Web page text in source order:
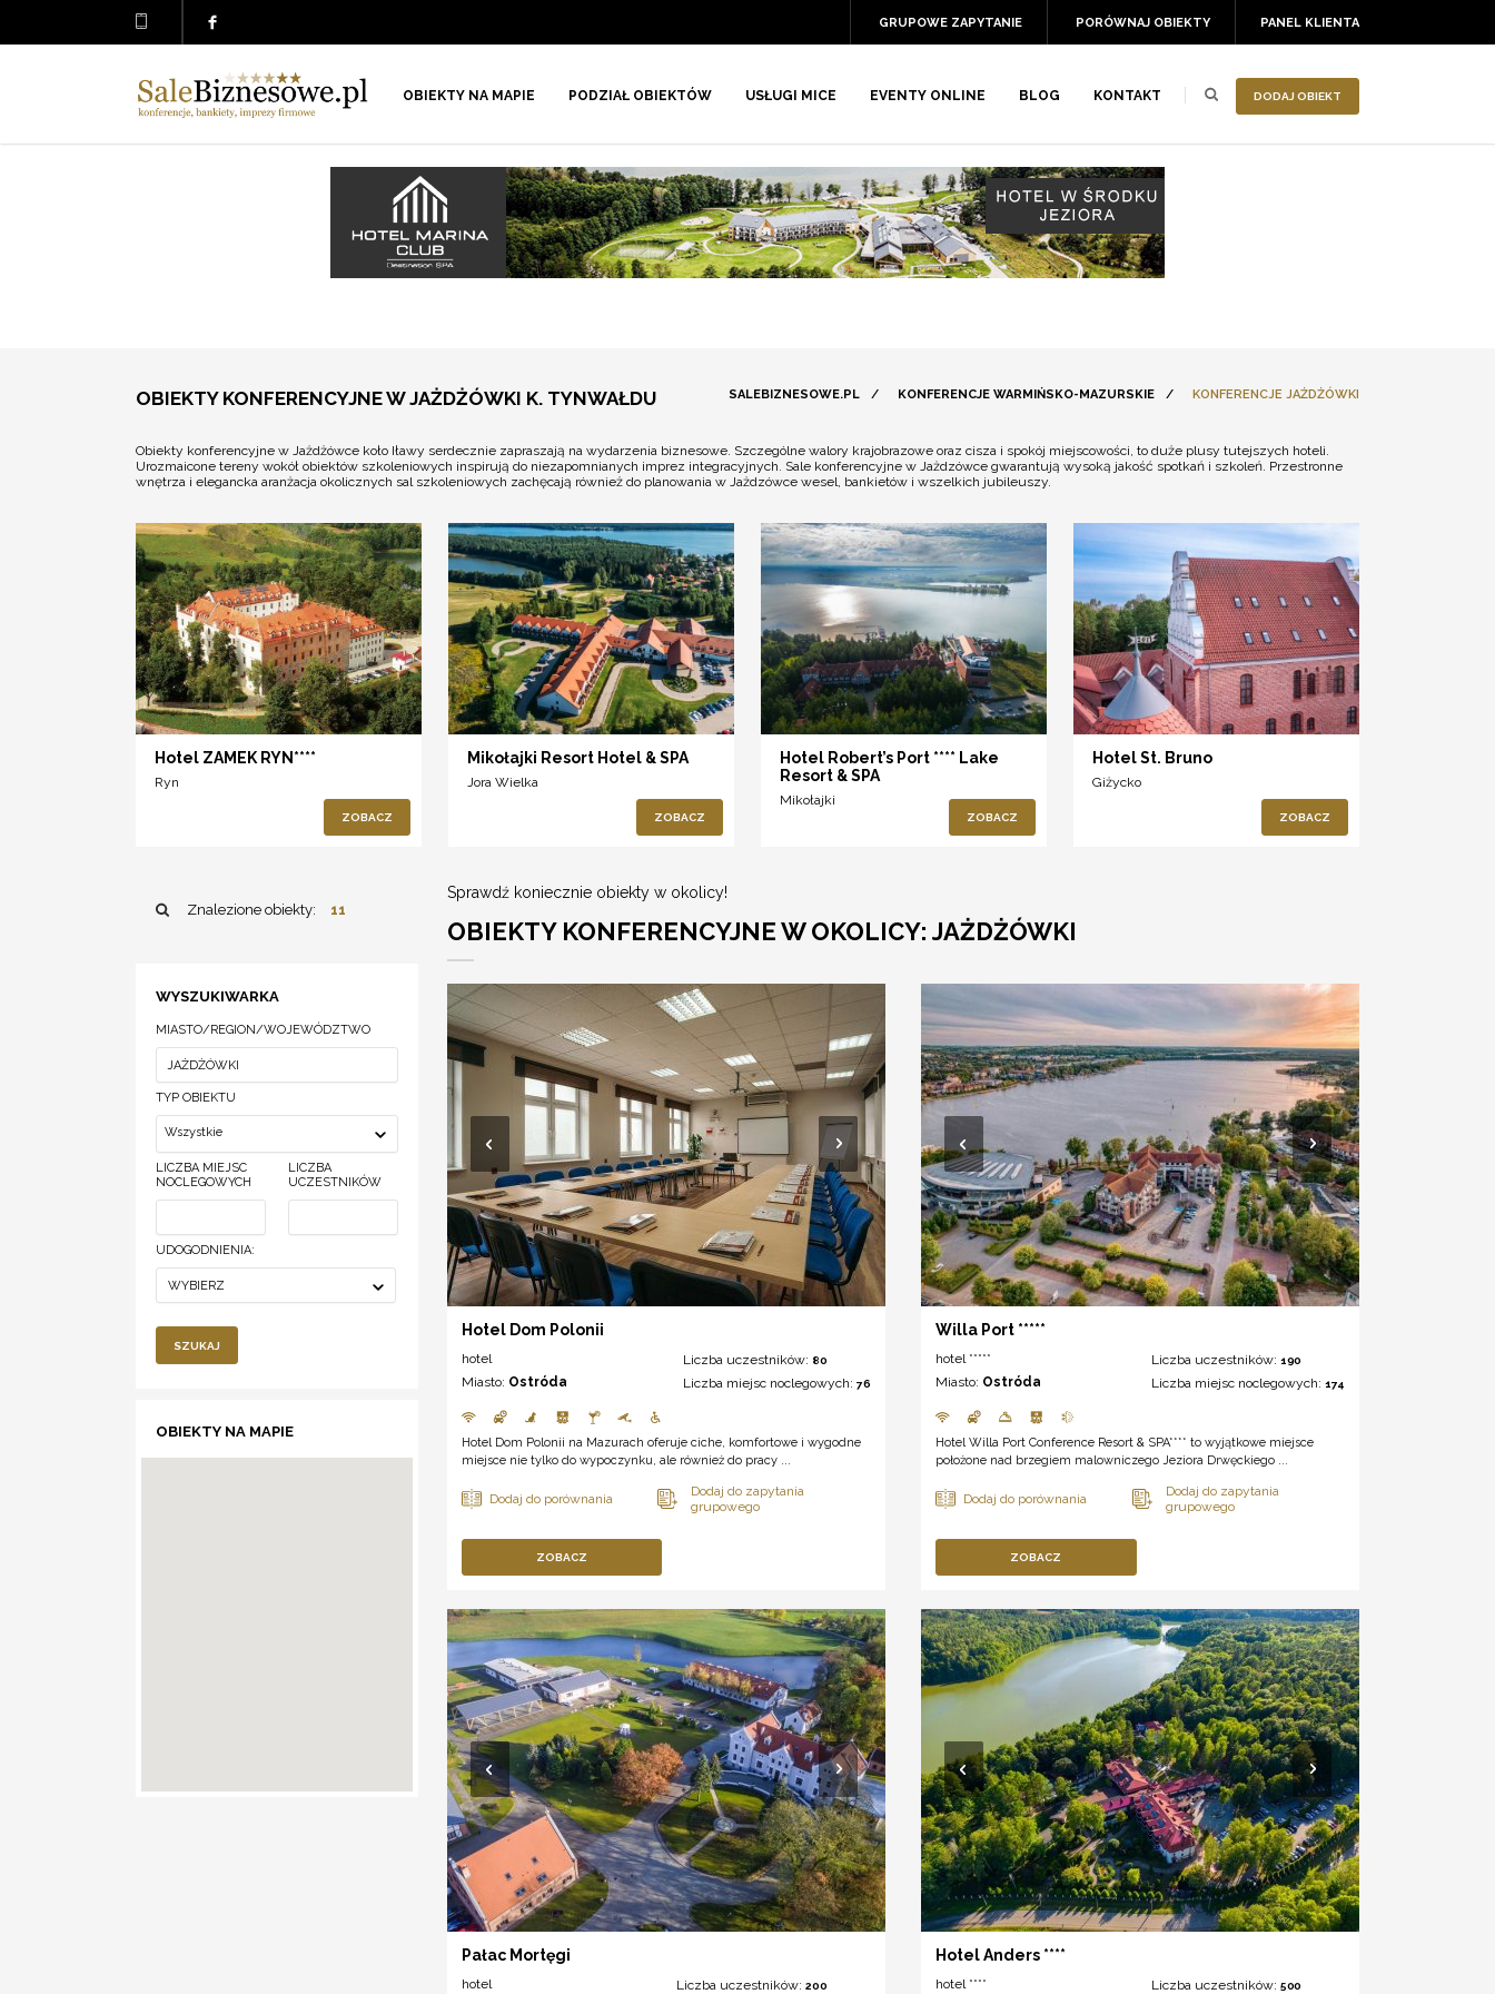
PANEL KLIENTA
PORÓWNAJ OBIEKTY
GRUPOWE ZAPYTANIE
DODAJ OBIEKT
OBIEKTY NA MAPIE PODZIAŁ OBIEKTÓW USŁUGI MICE EVENTY ONLINE BLOG KONTAKT
OBIEKTY KONFERENCYJNE W JAŻDŻÓWKI K. TYNWAŁDU SALEBIZNESOWE.PL / KONFERENCJE WARMIŃSKO-MAZURSKIE / KONFERENCJE JAŻDŻÓWKI
Obiekty konferencyjne w Jażdżówce koło Iławy serdecznie zapraszają na wydarzenia biznesowe. Szczególne walory krajobrazowe oraz cisza i spokój miejscowości, to duże plusy tutejszych hoteli.
Urozmaicone tereny wokół obiektów szkoleniowych inspirują do niezapomnianych imprez integracyjnych. Sale konferencyjne w Jażdzówce gwarantują wysoką jakość spotkań i szkoleń. Przestronne
wnętrza i elegancka aranżacja okolicznych sal szkoleniowych zachęcają również do planowania w Jażdzówce wesel, bankietów i wszelkich jubileuszy.
Hotel ZAMEK RYN****
Ryn
ZOBACZ
Mikołajki Resort Hotel & SPA
Jora Wielka
ZOBACZ
Hotel Robert’s Port **** Lake
Resort & SPA
Mikołajki
ZOBACZ
Hotel St. Bruno
Giżycko
ZOBACZ
Znalezione obiekty: 11
WYSZUKIWARKA
MIASTO/REGION/WOJEWÓDZTWO
TYP OBIEKTU
Wszystkie
LICZBA MIEJSC
NOCLEGOWYCH
LICZBA
UCZESTNIKÓW
UDOGODNIENIA:
WYBIERZ
SZUKAJ
OBIEKTY NA MAPIE
Sprawdź koniecznie obiekty w okolicy!
OBIEKTY KONFERENCYJNE W OKOLICY: JAŻDŻÓWKI
Hotel Dom Polonii
hotel
Miasto: Ostróda
Liczba uczestników: 80
Liczba miejsc noclegowych:76
Hotel Dom Polonii na Mazurach oferuje ciche, komfortowe i wygodne
miejsce nie tylko do wypoczynku, ale również do pracy ...
ZOBACZ
Willa Port *****
hotel *****
Miasto: Ostróda
Liczba uczestników: 190
Liczba miejsc noclegowych: 174
Hotel Willa Port Conference Resort & SPA**** to wyjątkowe miejsce
położone nad brzegiem malowniczego Jeziora Drwęckiego ...
ZOBACZ
Pałac Mortęgi
hotel
Liczba uczestników:200
Hotel Anders ****
hotel ****
Liczba uczestników: 500